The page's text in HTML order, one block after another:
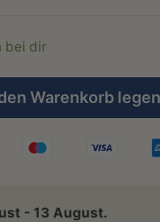
bei dir
Warenkorb legen
- 13 August.